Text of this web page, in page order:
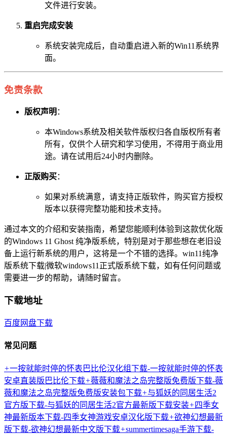
文件进行安装。
重启完成安装
系统安装完成后，自动重启进入新的Win11系统界
面。
免责条款
版权声明 ：
本Windows系统及相关软件版权归各自版权所有者
所有，仅供个人研究和学习使用，不得用于商业用
途。请在试用后24小时内删除。
正版购买：
如果对系统满意，请支持正版软件，购买官方授权
版本以获得完整功能和技术支持。
通过本文的介绍和安装指南，希望您能顺利体验到这款优化版
的Windows 11 Ghost 纯净版系统，特别是对于那些想在老旧设
备上运行新系统的用户，这将是一个不错的选择。win11纯净
版系统下载|微软windows11正式版系统下载，如有任何问题或
需要进一步的帮助，请随时留言。
下载地址
百度网盘下载
常见问题
+一按就能时停的怀表巴比伦汉化组下载-一按就能时停的怀表
安卓直装版巴比伦下载+薇薇和魔法之岛完整版免费版下载-薇
薇和魔法之岛完整版免费版安装包下载+与狐妖的同居生活2
官方版下载-与狐妖的同居生活2官方最新版下载安装+四季女
神最新版本下载-四季女神游戏安卓汉化版下载+欲神幻想最新
版下载-欲神幻想最新中文版下载+summertimesaga手游下载-